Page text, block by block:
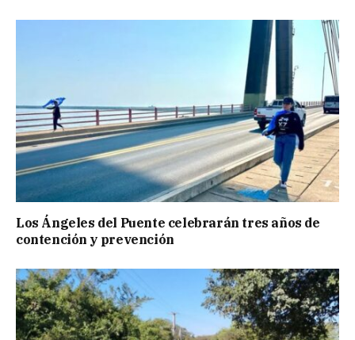
Los Ángeles del Puente celebrarán tres años de
contención y prevención